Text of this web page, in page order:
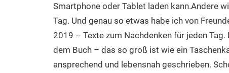
Smartphone oder Tablet laden kann.​Andere
Tag. Und genau so etwas habe ich von
2019 – Texte zum Nachdenken für jeden
dem Buch – das so groß ist wie ein
ansprechend und lebensnah geschrieben.